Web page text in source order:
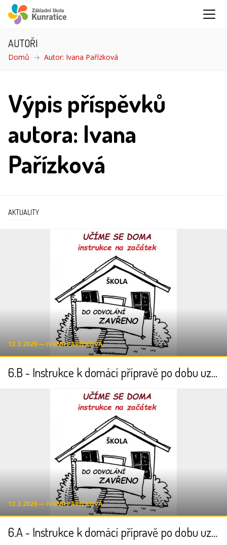
AUTOŘI
Domů Autor: Ivana Pařízková
Výpis příspěvků
autora: Ivana
Pařízková
AKTUALITY
12.3.2020 ― IVANA PAŘÍZKOVÁ
6.B - Instrukce k domácí přípravě po dobu uzavření školy
12.3.2020 ― IVANA PAŘÍZKOVÁ
6.A - Instrukce k domácí přípravě po dobu uzavření školy